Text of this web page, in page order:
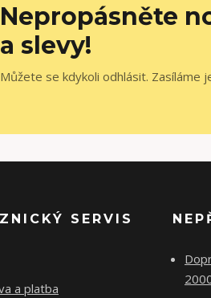
Nepropásněte
a slevy!
Můžete se kdykoli odhlásit. Zasíláme
SERVIS
a platba